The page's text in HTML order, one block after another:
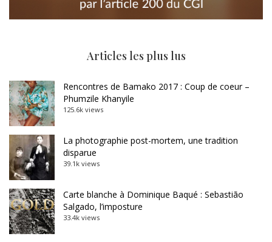
Articles les plus lus
Rencontres de Bamako 2017 : Coup de coeur –
Phumzile Khanyile
125.6k views
La photographie post-mortem, une tradition
disparue
39.1k views
Carte blanche à Dominique Baqué : Sebastião
Salgado, l’imposture
33.4k views